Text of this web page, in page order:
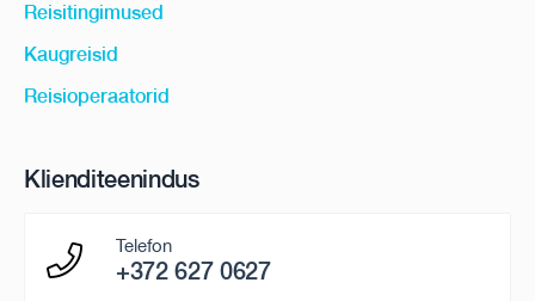
Reisitingimused
Kaugreisid
Reisioperaatorid
Klienditeenindus
Telefon
+372 627 0627